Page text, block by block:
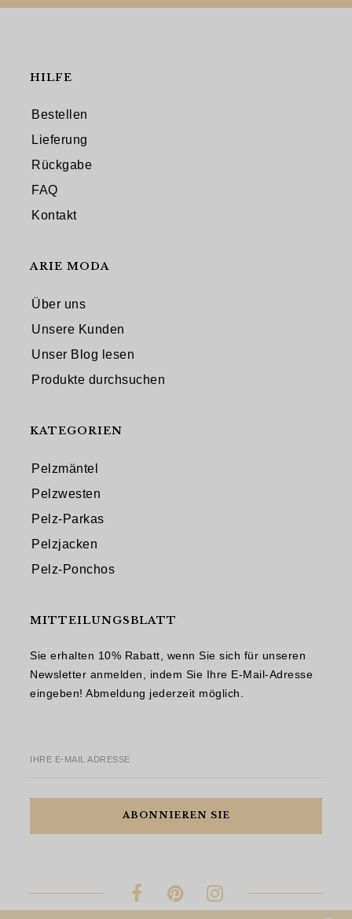
HILFE
Bestellen
Lieferung
Rückgabe
FAQ
Kontakt
ARIE MODA
Über uns
Unsere Kunden
Unser Blog lesen
Produkte durchsuchen
KATEGORIEN
Pelzmäntel
Pelzwesten
Pelz-Parkas
Pelzjacken
Pelz-Ponchos
MITTEILUNGSBLATT
Sie erhalten 10% Rabatt, wenn Sie sich für unseren
Newsletter anmelden, indem Sie Ihre E-Mail-Adresse
eingeben! Abmeldung jederzeit möglich.
IHRE E-MAIL ADRESSE